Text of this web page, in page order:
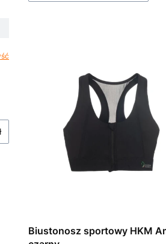
Biustonosz sportowy HKM